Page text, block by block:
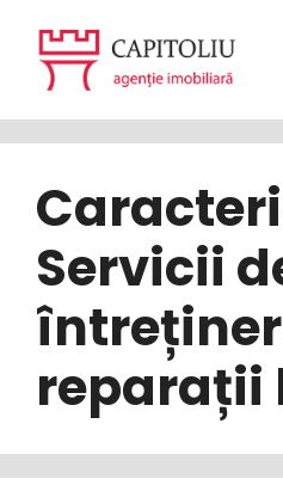
conținut
Servicii
reparații